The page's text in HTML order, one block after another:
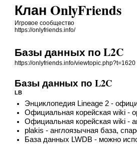
Клан OnlyFriends
Игровое сообщество
https://onlyfriends.info/
Базы данных по L2C
https://onlyfriends.info/viewtopic.php?t=1620
Базы данных по L2C
LB
Энциклопедия Lineage 2 -
Официальная корейская wiki -
Официальная корейская wiki -
plakis - англоязычная база,
База данных LWDB - можно